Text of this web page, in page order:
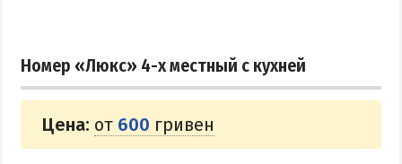
Номер «Люкс» 4-х местный с кухней
Цена: от 600 гривен